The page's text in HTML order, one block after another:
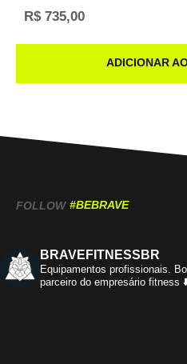
R$735,00
ADICIONAR
FOLLOW #BEBRAVE
BRAVEFITNESSBR
Equipamentos profissionais.
parceiro do empresário fitness